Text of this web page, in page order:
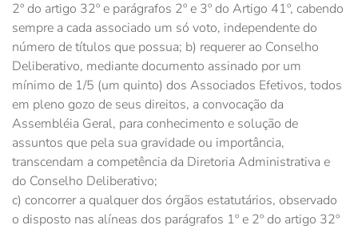
2º do artigo 32º e parágrafos 2º e 3º do Artigo 41º, cabendo
sempre a cada associado um só voto, independente do
número de títulos que possua; b) requerer ao Conselho
Deliberativo, mediante documento assinado por um
mínimo de 1/5 (um quinto) dos Associados Efetivos, todos
em pleno gozo de seus direitos, a convocação da
Assembléia Geral, para conhecimento e solução de
assuntos que pela sua gravidade ou importância,
transcendam a competência da Diretoria Administrativa e
do Conselho Deliberativo;
c) concorrer a qualquer dos órgãos estatutários, observado
o disposto nas alíneas dos parágrafos 1º e 2º do artigo 32º